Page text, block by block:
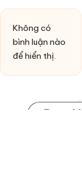
Không có
bình luận nào
để hiển thị.
Post